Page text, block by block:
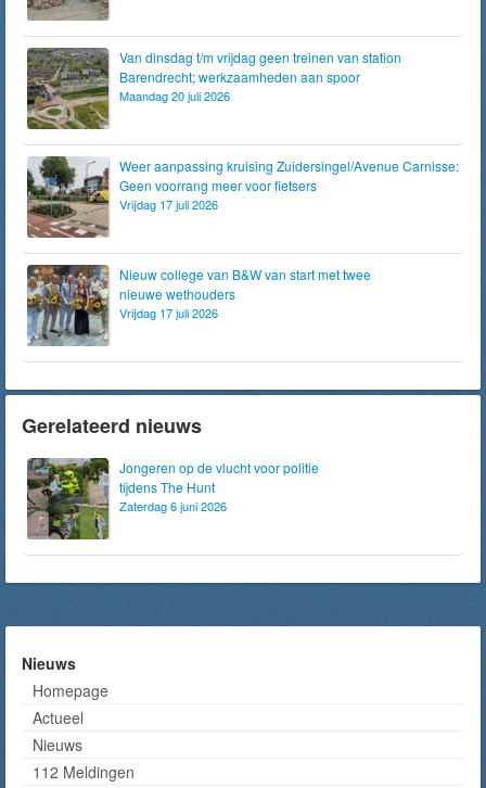
Van dinsdag t/m vrijdag geen treinen van station
Barendrecht; werkzaamheden aan spoor
Maandag 20 juli 2026
Weer aanpassing kruising Zuidersingel/Avenue Carnisse:
Geen voorrang meer voor fietsers
Vrijdag 17 juli 2026
Nieuw college van B&W van start met twee
nieuwe wethouders
Vrijdag 17 juli 2026
Gerelateerd nieuws
Jongeren op de vlucht voor politie
tijdens The Hunt
Zaterdag 6 juni 2026
Nieuws
Homepage
Actueel
Nieuws
112 Meldingen